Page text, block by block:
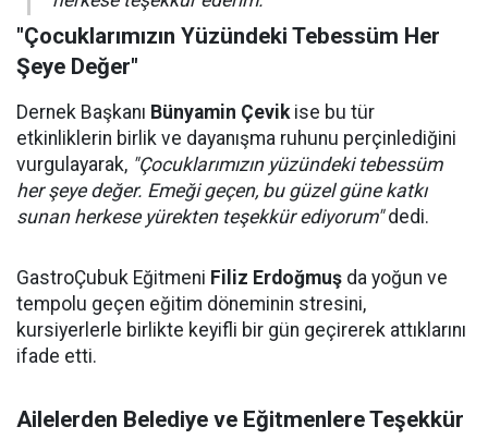
"Çocuklarımızın Yüzündeki Tebessüm Her
Şeye Değer"
Dernek Başkanı Bünyamin Çevikise bu tür
etkinliklerin birlik ve dayanışma ruhunu perçinlediğini
vurgulayarak, "Çocuklarımızın yüzündeki tebessüm
her şeye değer. Emeği geçen, bu güzel güne katkı
sunan herkese yürekten teşekkür ediyorum"dedi.
GastroÇubuk Eğitmeni Filiz Erdoğmuş da yoğun ve
tempolu geçen eğitim döneminin stresini,
kursiyerlerle birlikte keyifli bir gün geçirerek attıklarını
ifade etti.
Ailelerden Belediye ve Eğitmenlere Teşekkür